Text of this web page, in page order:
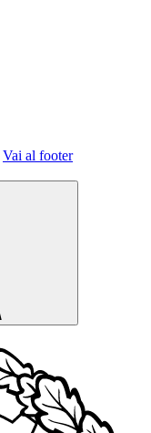
Vai al footer